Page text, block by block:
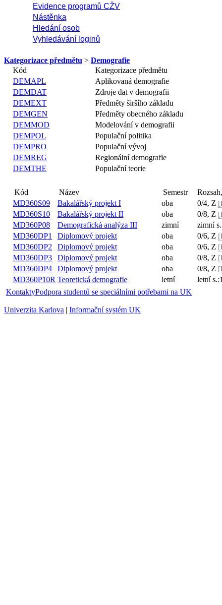
Evidence programů CŽV
Nástěnka
Hledání osob
Vyhledávání loginů
Kategorizace předmětu > Demografie
Kód
Kategorizace předmětu
DEMAPL
Aplikovaná demografie
DEMDAT
Zdroje dat v demografii
DEMEXT
Předměty širšího základu
DEMGEN
Předměty obecného základu
DEMMOD
Modelování v demografii
DEMPOL
Populační politika
DEMPRO
Populační vývoj
DEMREG
Regionální demografie
DEMTHE
Populační teorie
Kód Název Semestr
MD360S09
Bakalářský projekt I oba 0/4, Z
MD360S10 Bakalářský projekt II oba 0/8, Z
MD360P08 Demografická analýza III zimní
zimní
MD360DP1
Diplomový projekt oba 0/6, Z
MD360DP2 Diplomový projekt oba 0/6, Z
MD360DP3 Diplomový projekt oba 0/8, Z
MD360DP4 Diplomový projekt oba 0/8, Z
MD360P10R Teoretická demografie letní
letní
KontaktyPodpora studentů se speciálními potřebami na UK
Univerzita Karlova | Informační systém UK